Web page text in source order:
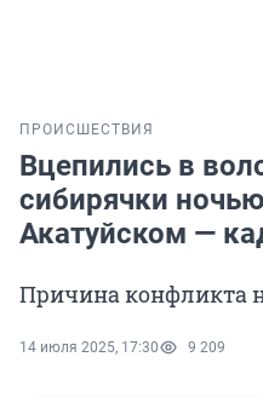
ПРОИСШЕСТВИЯ
Вцепились в
сибирячки
Акатуйском —
Причина конфликта
14 июля 2025, 17:30 9 209